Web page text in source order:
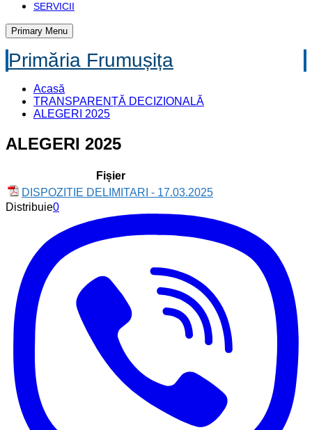
SERVICII
Primary Menu
Primăria Frumușița
Acasă
TRANSPARENȚĂ DECIZIONALĂ
ALEGERI 2025
ALEGERI 2025
Fișier
DISPOZITIE DELIMITARI - 17.03.2025
Distribuie0